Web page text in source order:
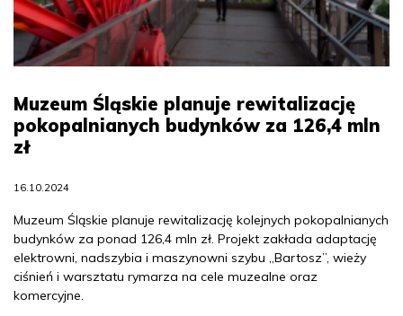
Muzeum Śląskie planuje rewitalizację
pokopalnianych budynków za 126,4 mln
zł
16.10.2024
Muzeum Śląskie planuje rewitalizację kolejnych pokopalnianych
budynków za ponad 126,4 mln zł. Projekt zakłada adaptację
elektrowni, nadszybia i maszynowni szybu „Bartosz”, wieży
ciśnień i warsztatu rymarza na cele muzealne oraz
komercyjne.